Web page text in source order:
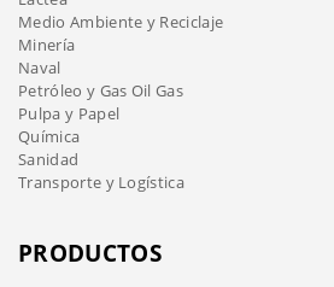
Medio Ambiente y Reciclaje
Minería
Naval
Petróleo y Gas Oil Gas
Pulpa y Papel
Química
Sanidad
Transporte y Logística
PRODUCTOS